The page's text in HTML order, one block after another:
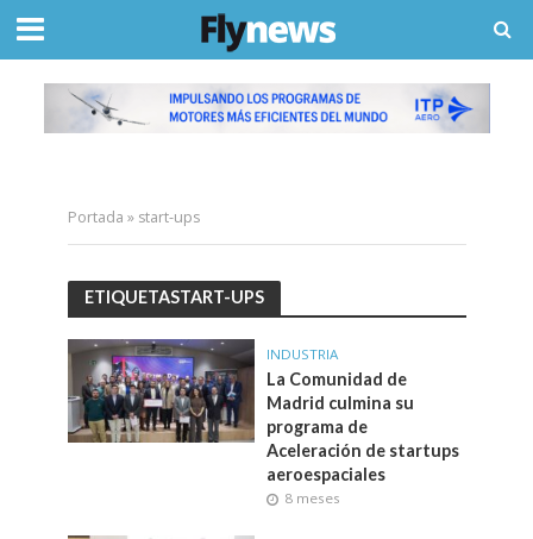
Portada » start-ups
ETIQUETASTART-UPS
INDUSTRIA
La Comunidad de
Madrid culmina su
programa de
Aceleración de startups
aeroespaciales
8 meses